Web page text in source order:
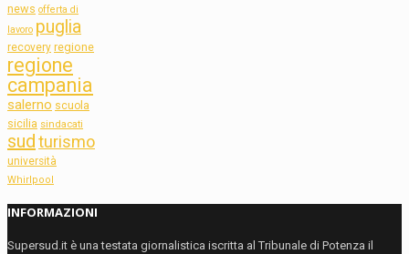
news offerta di
lavoro puglia
recovery regione
regione
campania
salerno scuola
sicilia sindacati
sudturismo
università
Whirlpool
INFORMAZIONI
Supersud.it è una testata giornalistica iscritta al Tribunale di Potenza il